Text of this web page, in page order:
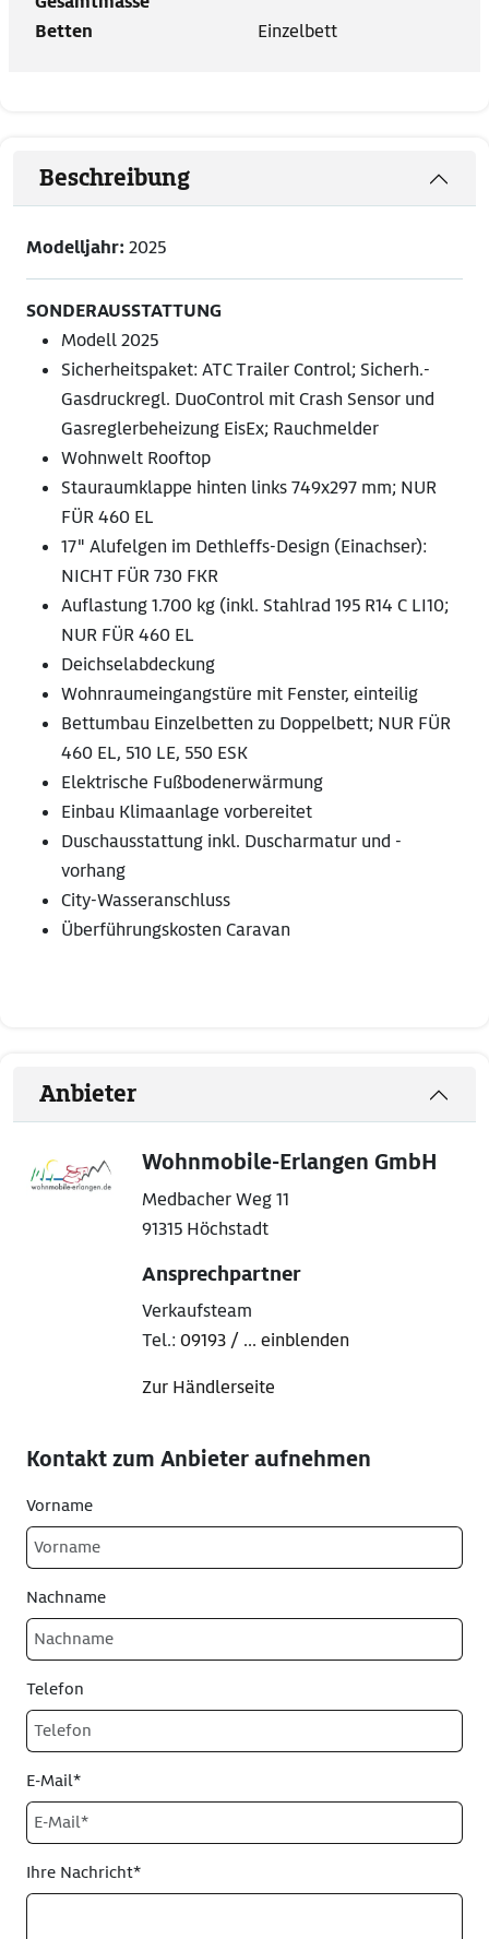
Betten
Einzelbett
Beschreibung
Modelljahr: 2025
SONDERAUSSTATTUNG
Modell 2025
Sicherheitspaket: ATC Trailer Control; Sicherh.-
Gasdruckregl. DuoControl mit Crash Sensor und
Gasreglerbeheizung EisEx; Rauchmelder
Wohnwelt Rooftop
Stauraumklappe hinten links 749x297 mm; NUR
FÜR 460 EL
17" Alufelgen im Dethleffs-Design (Einachser):
NICHT FÜR 730 FKR
Auflastung 1.700 kg (inkl. Stahlrad 195 R14 C LI10;
NUR FÜR 460 EL
Deichselabdeckung
Wohnraumeingangstüre mit Fenster, einteilig
Bettumbau Einzelbetten zu Doppelbett; NUR FÜR
460 EL, 510 LE, 550 ESK
Elektrische Fußbodenerwärmung
Einbau Klimaanlage vorbereitet
Duschausstattung inkl. Duscharmatur und -
vorhang
City-Wasseranschluss
Überführungskosten Caravan
Anbieter
Wohnmobile-Erlangen GmbH
Medbacher Weg 11
91315 Höchstadt
Ansprechpartner
Verkaufsteam
Tel.: 09193 / ... einblenden
Zur Händlerseite
Kontakt zum Anbieter aufnehmen
Vorname
Nachname
Telefon
E-Mail*
Ihre Nachricht*